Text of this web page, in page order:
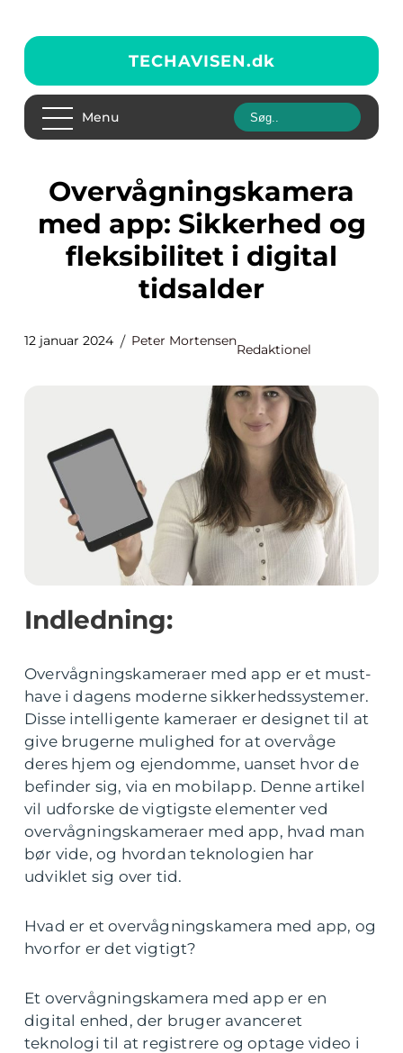
TECHAVISEN.dk
Menu
Overvågningskamera
med app: Sikkerhed og
fleksibilitet i digital
tidsalder
12 januar 2024 Peter Mortensen
Redaktionel
Indledning:
Overvågningskameraer med app er et must-
have i dagens moderne sikkerhedssystemer.
Disse intelligente kameraer er designet til at
give brugerne mulighed for at overvåge
deres hjem og ejendomme, uanset hvor de
befinder sig, via en mobilapp. Denne artikel
vil udforske de vigtigste elementer ved
overvågningskameraer med app, hvad man
bør vide, og hvordan teknologien har
udviklet sig over tid.
Hvad er et overvågningskamera med app, og
hvorfor er det vigtigt?
Et overvågningskamera med app er en
digital enhed, der bruger avanceret
teknologi til at registrere og optage video i